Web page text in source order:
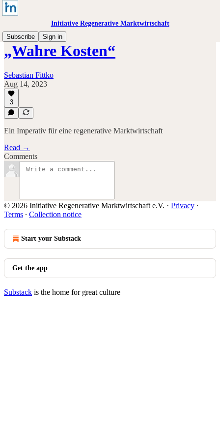
Initiative Regenerative Marktwirtschaft
Subscribe
Sign in
„Wahre Kosten“
Sebastian Fittko
Aug 14, 2023
3
Ein Imperativ für eine regenerative Marktwirtschaft
Read →
Comments
© 2026 Initiative Regenerative Marktwirtschaft e.V. · Privacy ∙
Terms ∙ Collection notice
Start your Substack
Get the app
Substack is the home for great culture